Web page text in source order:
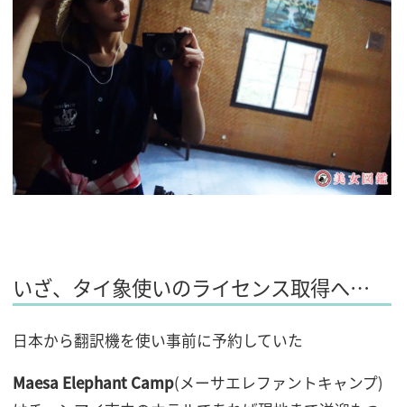
いざ、タイ象使いのライセンス取得へ…
日本から翻訳機を使い事前に予約していた
Maesa Elephant Camp(メーサエレファントキャンプ)